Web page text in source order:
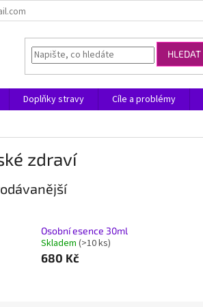
HLEDAT
Doplňky stravy Cíle a problémy
zdraví
Osobní esence 30ml
Skladem (>10 ks)
680 Kč